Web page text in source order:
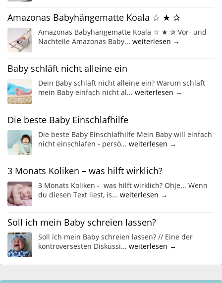
Amazonas Babyhängematte Koala ☆ ★ ✰
Amazonas Babyhängematte Koala ☆ ★ ✰ Vor- und
Nachteile Amazonas Baby... weiterlesen →
Baby schläft nicht alleine ein
Dein Baby schläft nicht alleine ein? Warum schläft
mein Baby einfach nicht al... weiterlesen →
Die beste Baby Einschlafhilfe
Die beste Baby Einschlafhilfe Mein Baby will einfach
nicht einschlafen - persö... weiterlesen →
3 Monats Koliken – was hilft wirklich?
3 Monats Koliken - was hilft wirklich? Ohje... Wenn
du diesen Text liest, is... weiterlesen →
Soll ich mein Baby schreien lassen?
Soll ich mein Baby schreien lassen? // Eine der
kontroversesten Diskussi... weiterlesen →